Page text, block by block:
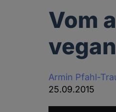
Vom
Armin Pfahl-
25.09.2015